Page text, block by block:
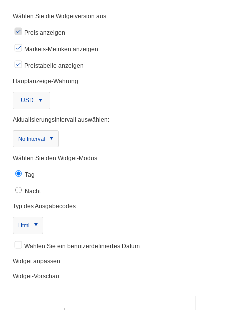
Wählen Sie die Widgetversion aus:
Preis anzeigen
Markets-Metriken anzeigen
Preistabelle anzeigen
Hauptanzeige-Währung:
USD
Aktualisierungsintervall auswählen:
No Interval
Wählen Sie den Widget-Modus:
Tag
Nacht
Typ des Ausgabecodes:
Html
Wählen Sie ein benutzerdefiniertes Datum
Widget anpassen
Widget-Vorschau: